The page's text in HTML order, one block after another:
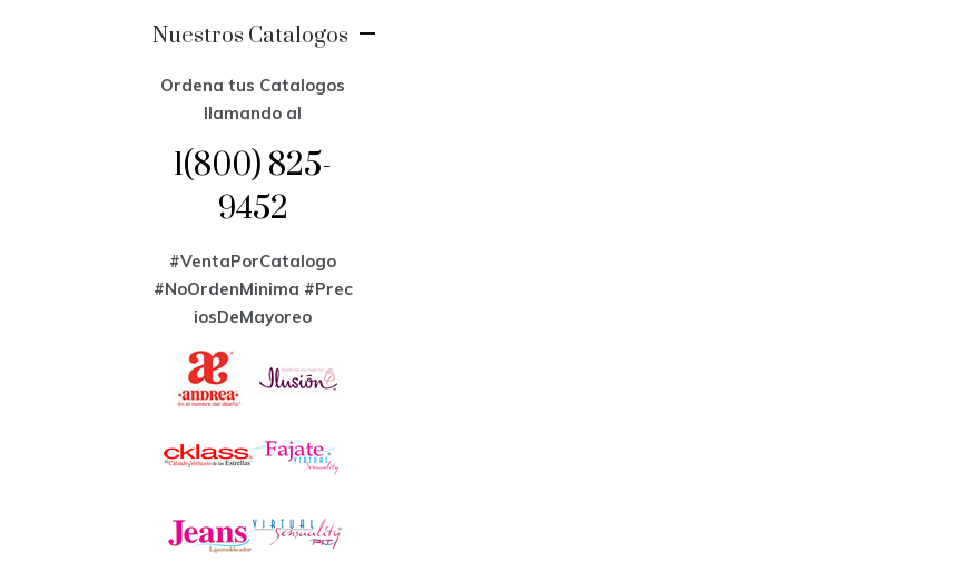
Nuestros Catalogos
Ordena tus Catalogos
llamando al
1(800) 825-
9452
#VentaPorCatalogo
#NoOrdenMinima #Prec
iosDeMayoreo